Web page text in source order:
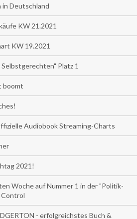
in Deutschland
KW 21.2021
KW 19.2021
Platz 1
boomt
Audiobook Streaming-Charts
2021!
Woche auf Nummer 1 in der "Politik-
- erfolgreichstes Buch &